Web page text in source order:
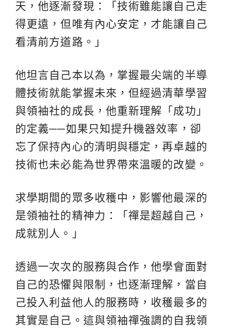
天，他逐漸發現：「技術雖能讓自己走
得更遠，但唯有內心安定，才能讓自己
看清前方道路。」
他坦言自己本以為，掌握最尖端的半導
體技術就能掌握未來，但經過清華學習
與領袖社的成長，他重新理解「成功」
的定義──如果只知提升機器效率，卻
忘了保持內心的清明與穩定，再卓越的
技術也未必能為世界帶來溫暖的改變。
求學期間的眾多收穫中，影響他最深的
是領袖社的精神力：「禪是超越自己，
成就別人。」
透過一次次的服務與合作，他學會面對
自己的恐懼與限制，也逐漸理解，當自
己投入利益他人的服務時，收穫最多的
其實是自己。這與領袖禪強調的自我領